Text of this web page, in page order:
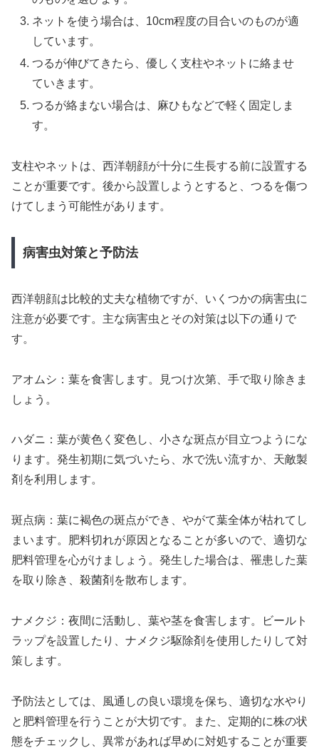
ネットを使う場合は、10cm程度の目合いのものが適
しています。
つるが伸びてきたら、優しく支柱やネットに絡ませ
ていきます。
つるが絡まない場合は、麻ひもなどで軽く固定しま
す。
支柱やネットは、西洋朝顔が十分に生長する前に設置する
ことが重要です。後から設置しようとすると、つるを傷つ
けてしまう可能性があります。
病害虫対策と予防法
西洋朝顔は比較的丈夫な植物ですが、いくつかの病害虫に
注意が必要です。主な病害虫とその対策は以下の通りで
す。
アオムシ：葉を食害します。見つけ次第、手で取り除きま
しょう。
ハダニ：葉が黄色く変色し、小さな斑点が目立つようにな
ります。発生初期に気づいたら、水で洗い流すか、天敵製
剤を利用します。
斑点病：葉に褐色の斑点ができ、やがて葉全体が枯れてし
まいます。肥料切れが原因となることが多いので、適切な
肥料管理を心がけましょう。発生した場合は、罹患した葉
を取り除き、殺菌剤を散布します。
ナメクジ：夜間に活動し、葉や茎を食害します。ビールト
ラップを設置したり、ナメクジ駆除剤を使用したりして対
策します。
予防法としては、風通しの良い環境を保ち、適切な水やり
と肥料管理を行うことが大切です。また、定期的に株の状
態をチェックし、異常があれば早めに対処することが重要